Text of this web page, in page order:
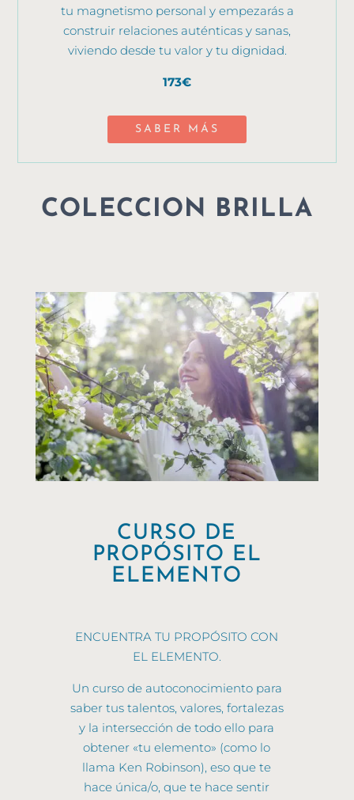
tu magnetismo personal y empezarás a
construir relaciones auténticas y sanas,
viviendo desde tu valor y tu dignidad.
173€
SABER MÁS
COLECCION BRILLA
CURSO DE
PROPÓSITO EL
ELEMENTO
ENCUENTRA TU PROPÓSITO CON
EL ELEMENTO.
Un curso de autoconocimiento para
saber tus talentos, valores, fortalezas
y la intersección de todo ello para
obtener «tu elemento» (como lo
llama Ken Robinson), eso que te
hace única/o, que te hace sentir